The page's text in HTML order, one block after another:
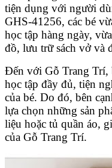
tiện dụng với người
GHS-41256, các bé
học tập hàng ngày,
đồ, lưu trữ sách vở và
Đến với Gỗ Trang Trí,
học tập đầy đủ, tiện
của bé. Do đó, bên
lựa chọn những sản
liệu hoặc tủ quần áo,
của Gỗ Trang Trí.